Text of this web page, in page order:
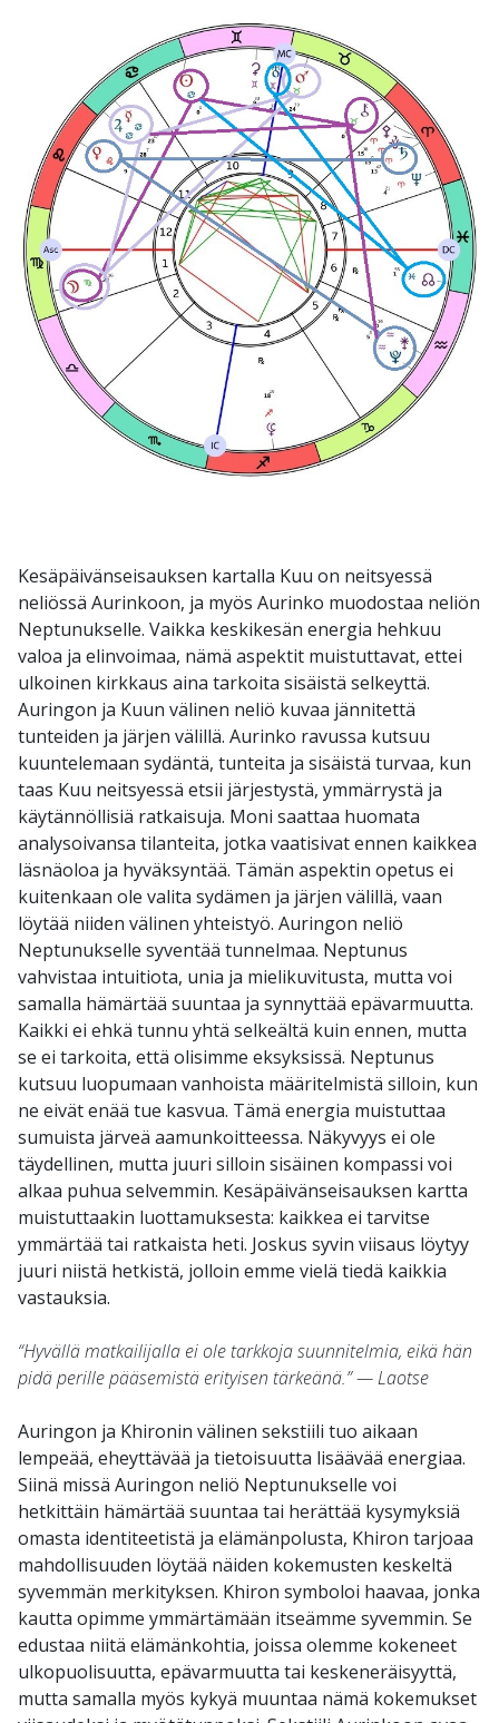
Kesäpäivänseisauksen kartalla Kuu on neitsyessä
neliössä Aurinkoon, ja myös Aurinko muodostaa neliön
Neptunukselle. Vaikka keskikesän energia hehkuu
valoa ja elinvoimaa, nämä aspektit muistuttavat, ettei
ulkoinen kirkkaus aina tarkoita sisäistä selkeyttä.
Auringon ja Kuun välinen neliö kuvaa jännitettä
tunteiden ja järjen välillä. Aurinko ravussa kutsuu
kuuntelemaan sydäntä, tunteita ja sisäistä turvaa, kun
taas Kuu neitsyessä etsii järjestystä, ymmärrystä ja
käytännöllisiä ratkaisuja. Moni saattaa huomata
analysoivansa tilanteita, jotka vaatisivat ennen kaikkea
läsnäoloa ja hyväksyntää. Tämän aspektin opetus ei
kuitenkaan ole valita sydämen ja järjen välillä, vaan
löytää niiden välinen yhteistyö. Auringon neliö
Neptunukselle syventää tunnelmaa. Neptunus
vahvistaa intuitiota, unia ja mielikuvitusta, mutta voi
samalla hämärtää suuntaa ja synnyttää epävarmuutta.
Kaikki ei ehkä tunnu yhtä selkeältä kuin ennen, mutta
se ei tarkoita, että olisimme eksyksissä. Neptunus
kutsuu luopumaan vanhoista määritelmistä silloin, kun
ne eivät enää tue kasvua. Tämä energia muistuttaa
sumuista järveä aamunkoitteessa. Näkyvyys ei ole
täydellinen, mutta juuri silloin sisäinen kompassi voi
alkaa puhua selvemmin. Kesäpäivänseisauksen kartta
muistuttaakin luottamuksesta: kaikkea ei tarvitse
ymmärtää tai ratkaista heti. Joskus syvin viisaus löytyy
juuri niistä hetkistä, jolloin emme vielä tiedä kaikkia
vastauksia.
“Hyvällä matkailijalla ei ole tarkkoja suunnitelmia, eikä hän
pidä perille pääsemistä erityisen tärkeänä.” — Laotse
Auringon ja Khironin välinen sekstiili tuo aikaan
lempeää, eheyttävää ja tietoisuutta lisäävää energiaa.
Siinä missä Auringon neliö Neptunukselle voi
hetkittäin hämärtää suuntaa tai herättää kysymyksiä
omasta identiteetistä ja elämänpolusta, Khiron tarjoaa
mahdollisuuden löytää näiden kokemusten keskeltä
syvemmän merkityksen. Khiron symboloi haavaa, jonka
kautta opimme ymmärtämään itseämme syvemmin. Se
edustaa niitä elämänkohtia, joissa olemme kokeneet
ulkopuolisuutta, epävarmuutta tai keskeneräisyyttä,
mutta samalla myös kykyä muuntaa nämä kokemukset